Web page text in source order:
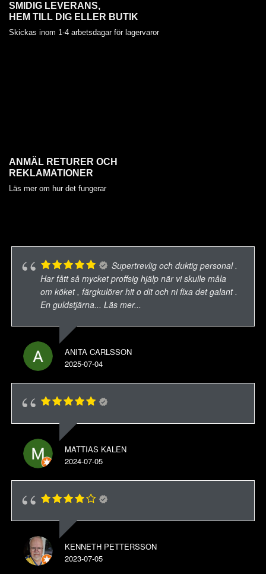
SMIDIG LEVERANS,
HEM TILL DIG ELLER BUTIK
Skickas inom 1-4 arbetsdagar för lagervaror
ANMÄL RETURER OCH
REKLAMATIONER
Läs mer om hur det fungerar
Supertrevlig och duktig personal .
Har fått så mycket proffsig hjälp när vi skulle måla
om köket , färgkulörer hit o dit och ni fixa det galant .
En guldstjärna... Läs mer...
ANITA CARLSSON
2025-07-04
MATTIAS KALEN
2024-07-05
KENNETH PETTERSSON
2023-07-05